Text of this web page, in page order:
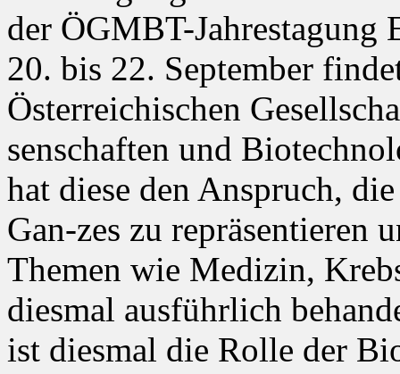
der ÖGMBT-
20. bis 22. September
Österreichischen
senschaften und
hat diese den Anspruch,
Gan-zes zu repräsentieren
Themen wie Medizin,
diesmal ausführlich
ist diesmal die Rolle der